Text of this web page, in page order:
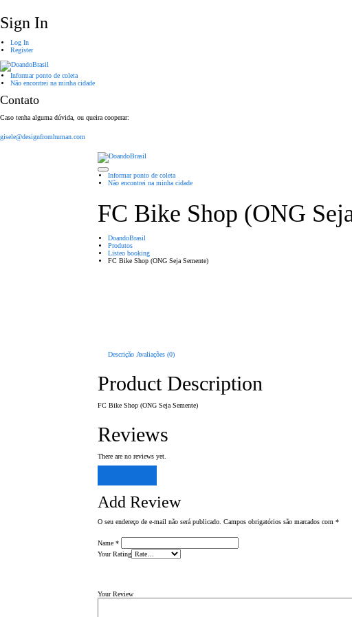
Sign In
Log In
Register
Informar ponto de coleta
Não encontrei na minha cidade
Contato
Caso tenha alguma dúvida, ou queira cooperar:
gisele@designfromhuman.com
Informar ponto de coleta
Não encontrei na minha cidade
FC Bike Shop (ONG
DoandoBrasil
Produtos
Listeo booking
FC Bike Shop (ONG Seja Semente)
Descrição Avaliações (0)
Product Description
FC Bike Shop (ONG Seja Semente)
Reviews
There are no reviews yet.
Add Review
O seu endereço de e-mail não será publicado. Campos obrigatórios são marcados com *
Name *
Your Rating
Your Review